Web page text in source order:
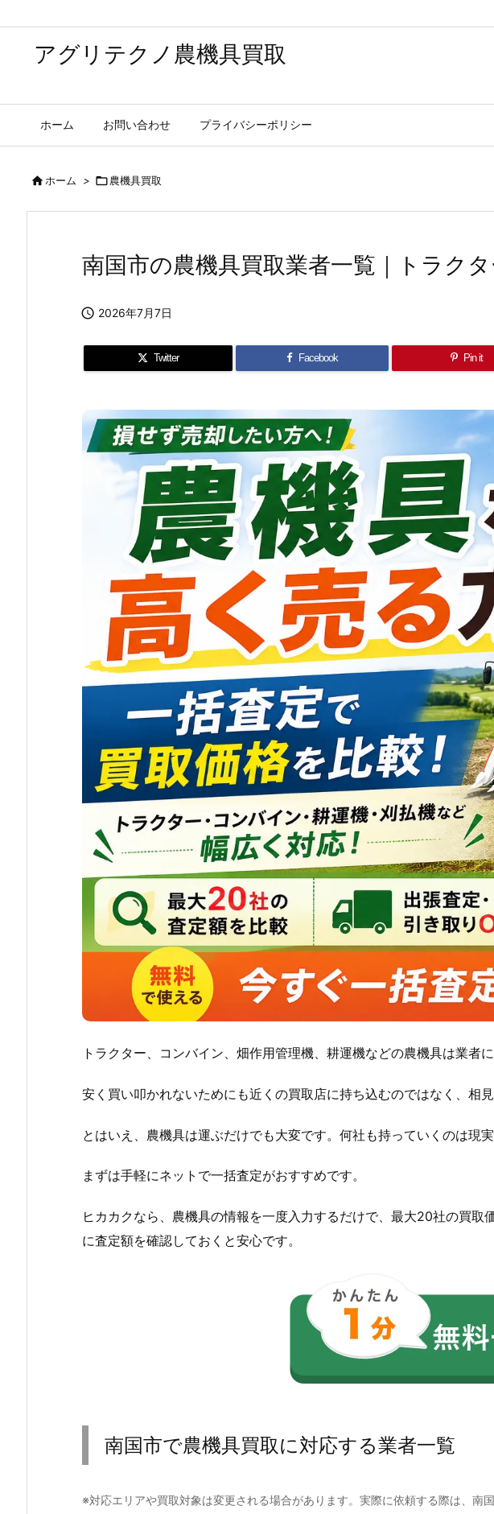
アグリテクノ農機具買取
ホーム お問い合わせ プライバシーポリシー
ホーム > 農機具買取
南国市の農機具買取業者一覧｜トラク
 2026年7月7日
Twitter Facebook Pin it
トラクター、コンバイン、畑作用管理機、耕運機などの農機具は業者
安く買い叩かれないためにも近くの買取店に持ち込むのではなく、相見
とはいえ、農機具は運ぶだけでも大変です。何社も持っていくのは現実
まずは手軽にネットで一括査定がおすすめです。
ヒカカクなら、農機具の情報を一度入力するだけで、最大20社の買
に査定額を確認しておくと安心です。
南国市で農機具買取に対応する業者一覧
※対応エリアや買取対象は変更される場合があります。実際に依頼する際は、